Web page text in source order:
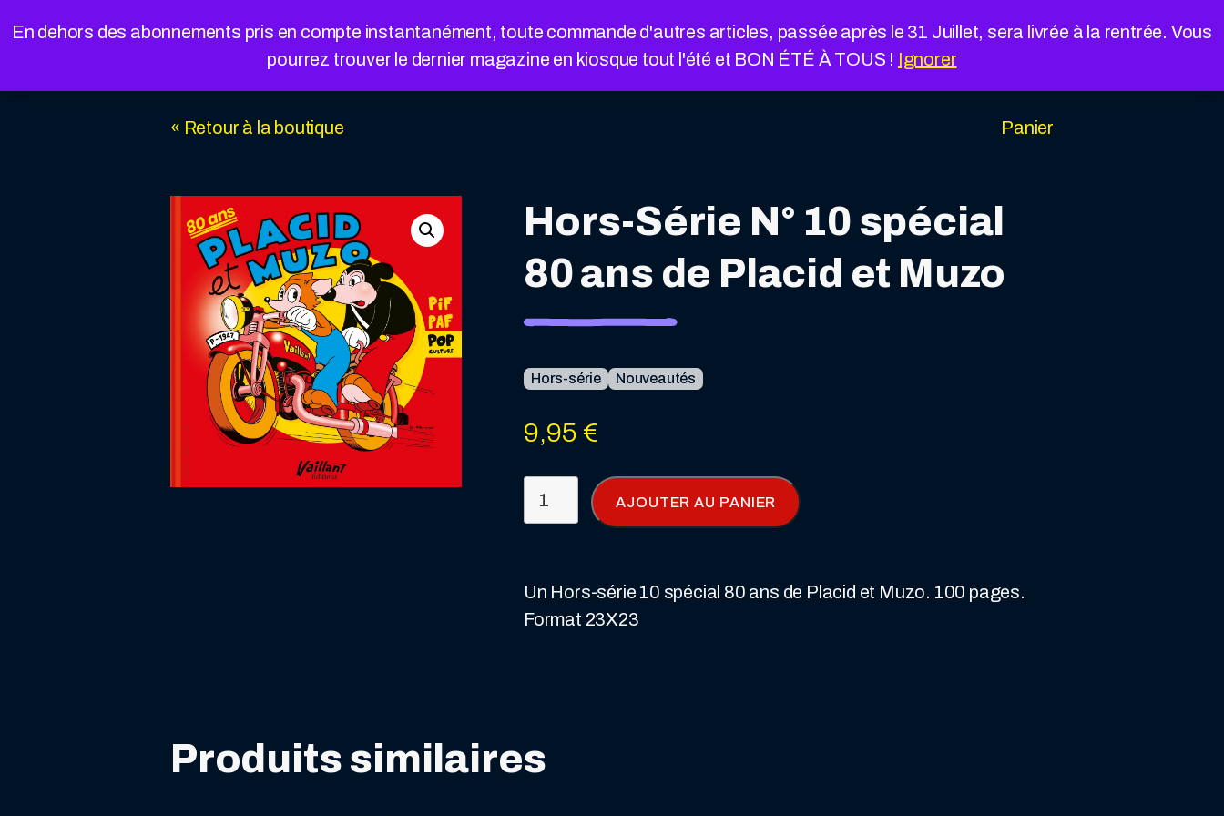
En dehors des abonnements pris en compte instantanément, toute commande d'autres articles, passée après le 31 Juillet, sera livrée à la rentrée. Vous
pourrez trouver le dernier magazine en kiosque tout l'été et BON ÉTÉ À TOUS ! Ignorer
« Retour à la boutique Panier
Hors-Série N° 10 spécial
80 ans de Placid et Muzo
Hors-série Nouveautés
9,95 €
quantité
N°
10
Placid
AJOUTER AU PANIER
Un Hors-série 10 spécial 80 ans de Placid et Muzo. 100 pages.
Format 23X23
Produits similaires